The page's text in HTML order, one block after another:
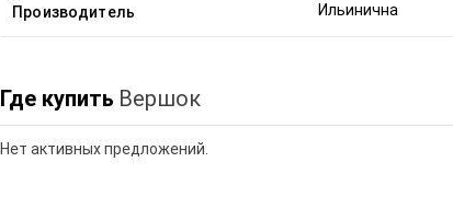
Производитель Ильинична
Где купить Вершок
Нет активных предложений.